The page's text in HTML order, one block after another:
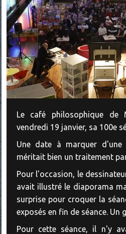
Le café philosophique de
vendredi 19 janvier, sa 100e
Une date à marquer
méritait bien un traitement
Pour l'occasion, le
avait illustré le diaporama
surprise pour croquer la
exposés en fin de séance. Un
Pour cette séance, il n'y